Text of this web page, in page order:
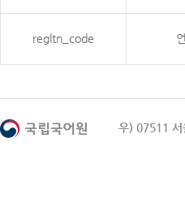
regltn_code
우) 07511 서